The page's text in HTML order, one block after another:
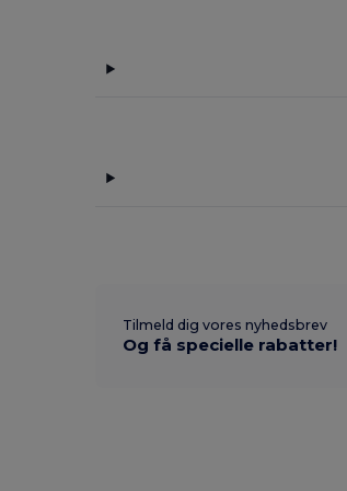
Tilmeld dig vores nyhedsbrev
Og få specielle rabatter!